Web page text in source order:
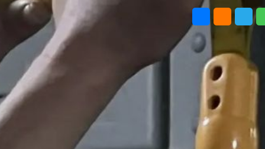
автобуса маршрута № 17
(«Госбанк —
Спиртзавод») в связи
с проведением
ремонтных работ.
Работы
на железнодорожном
переезде по улице
Салтыкова‑Щедрина
приведут к закрытию
сквозного движения
автотранспорта в период
с 19:10 16 июня до 02:10